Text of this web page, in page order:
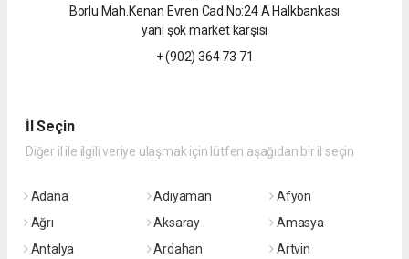
Borlu Mah.Kenan Evren Cad.No:24 A Halkbankası
yanı şok market karşısı
+ (902) 364 73 71
İl Seçin
Diğer il ile ilgili veriye ulaşmak için lütfen aşağıdan bir il seçin
Adana Adıyaman
Afyon
Ağrı
Aksaray
Amasya
Antalya
Ardahan
Artvin